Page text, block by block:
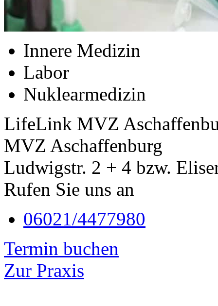
Innere Medizin
Labor
Nuklearmedizin
LifeLink MVZ
MVZ Aschaffenburg
Ludwigstr. 2 + 4 bzw.
Rufen Sie uns an
06021/4477980
Termin buchen
Zur Praxis